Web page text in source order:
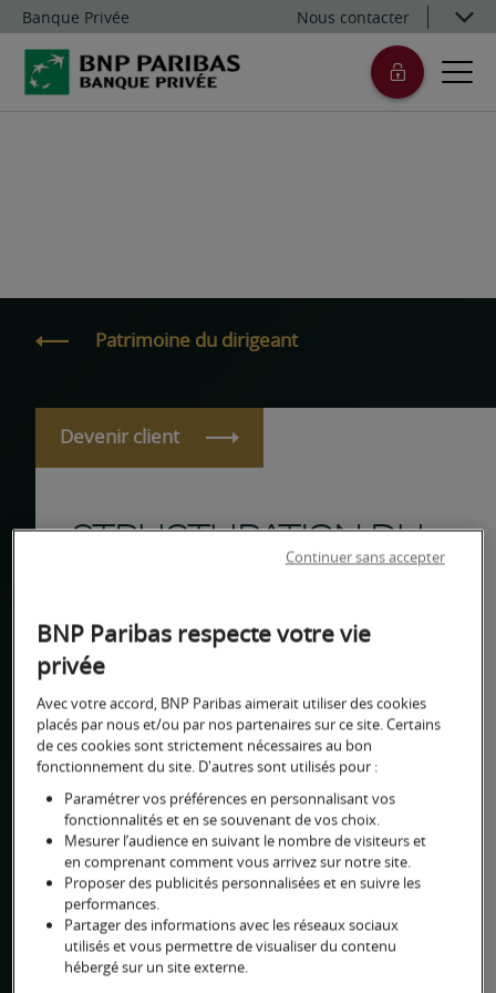
Banque Privée Nous contacter
Patrimoine du dirigeant
Devenir client
STRUCTURATION DU
CAPITAL DU DIRIGEANT
La structuration du
capital du dirigeant
Découvrez nos
podcasts
Les modalités de structuration et
d’évolution du capital de l’entreprise
peuvent avoir une incidence sur le
patrimoine privé du dirigeant. Aussi
BNP Paribas respecte votre vie
privée
Avec votre accord, BNP Paribas aimerait utiliser des cookies
placés par nous et/ou par nos partenaires sur ce site. Certains
de ces cookies sont strictement nécessaires au bon
fonctionnement du site. D'autres sont utilisés pour :
Paramétrer vos préférences en personnalisant vos
fonctionnalités et en se souvenant de vos choix.
Mesurer l’audience en suivant le nombre de visiteurs et
en comprenant comment vous arrivez sur notre site.
Proposer des publicités personnalisées et en suivre les
performances.
Partager des informations avec les réseaux sociaux
utilisés et vous permettre de visualiser du contenu
hébergé sur un site externe.
Continuer sans accepter